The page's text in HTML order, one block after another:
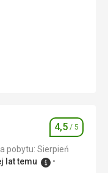
5,0/ 5
Ocena
4,5 / 5
pobytu: Sierpień
lat temu